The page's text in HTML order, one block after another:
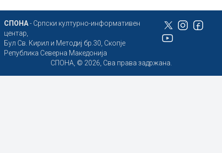
СПОНА- Српски културно-информативен
центар,
Бул Св. Кирил и Методиј бр.30, Скопје
Република Северна Македонија
СПОНА, © 2026, Сва права задржана.